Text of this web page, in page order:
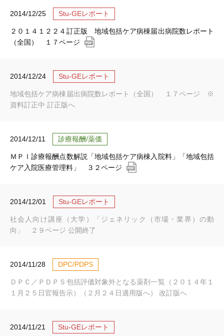
2014/12/25 Stu-GEレポート
２０１４１２２４訂正版 地域包括ケア病棟届出病院数レポート
（全国） １７ページ
2014/12/24 Stu-GEレポート
地域包括ケア病棟届出病院数レポート（全国） １７ページ ※
資料訂正中 訂正版へ
2014/12/11 診療報酬/薬価
ＭＰＩ診療報酬点数解説「地域包括ケア病棟入院料」「地域包括
ケア入院医療管理料」 ３２ページ
2014/12/01 Stu-GEレポート
社会人向け講座（大学）「ジェネリック（市場・業界）の動
向」 ２９ページ 公開終了
2014/11/28 DPC/PDPS
ＤＰＣ／ＰＤＰＳ包括評価対象外となる薬剤一覧（２０１４年１
１月２５日官報告示）（２月２４日適用版へ） 改訂版へ
2014/11/21 Stu-GEレポート